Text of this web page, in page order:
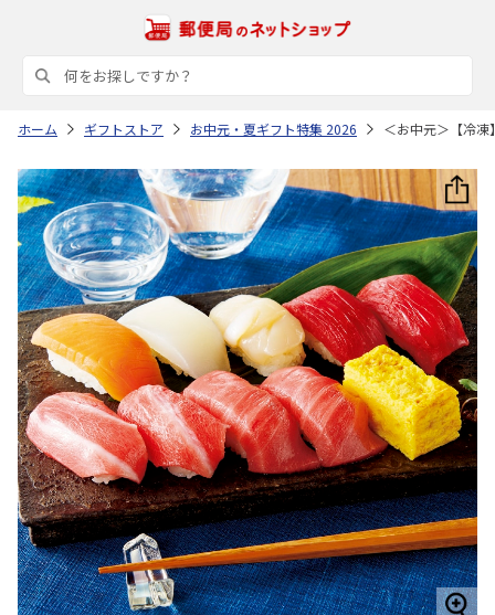
ホーム ギフトストア お中元・夏ギフト特集 2026 ＜お中元＞【冷